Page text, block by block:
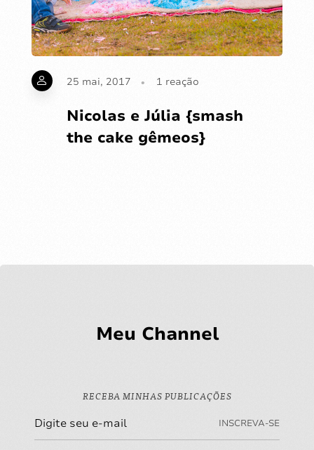
25 mai, 2017 1 reação
Nicolas e Júlia {smash
the cake gêmeos}
Meu Channel
RECEBA MINHAS PUBLICAÇÕES
INSCREVA-SE